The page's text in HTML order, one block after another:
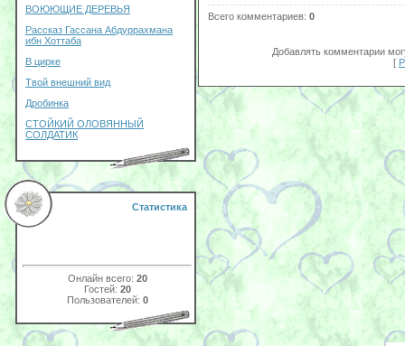
ВОЮЮЩИЕ ДЕРЕВЬЯ
Рассказ Гассана Абдуррахмана
ибн Хоттаба
В цирке
Твой внешний вид
Дробинка
СТОЙКИЙ ОЛОВЯННЫЙ
СОЛДАТИК
Статистика
Онлайн всего: 20
Гостей: 20
Пользователей: 0
Всего комментариев: 0
Добавлять комментарии
[